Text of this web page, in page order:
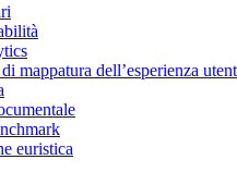
mappatura dell’esperienza
euristica